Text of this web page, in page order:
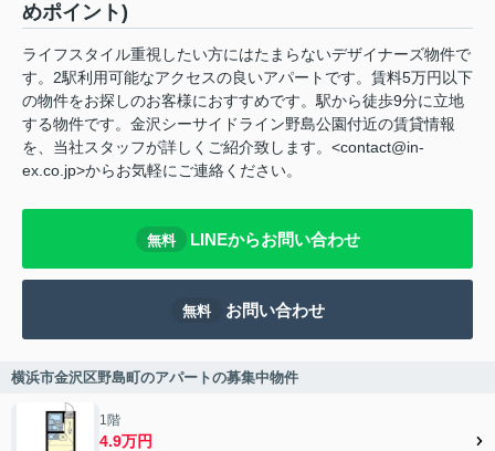
めポイント)
ライフスタイル重視したい方にはたまらないデザイナーズ物件で
す。2駅利用可能なアクセスの良いアパートです。賃料5万円以下
の物件をお探しのお客様におすすめです。駅から徒歩9分に立地
する物件です。金沢シーサイドライン野島公園付近の賃貸情報
を、当社スタッフが詳しくご紹介致します。<contact@in-
ex.co.jp>からお気軽にご連絡ください。
無料 LINEからお問い合わせ
無料 お問い合わせ
横浜市金沢区野島町のアパートの募集中物件
1階
4.9万円